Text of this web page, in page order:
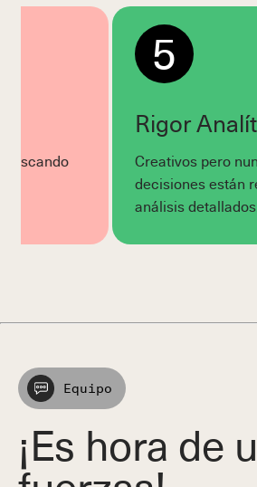
Rigor Analítico
Creativos pero nunca
decisiones están
análisis detallados.
Equipo
¡Es hora de